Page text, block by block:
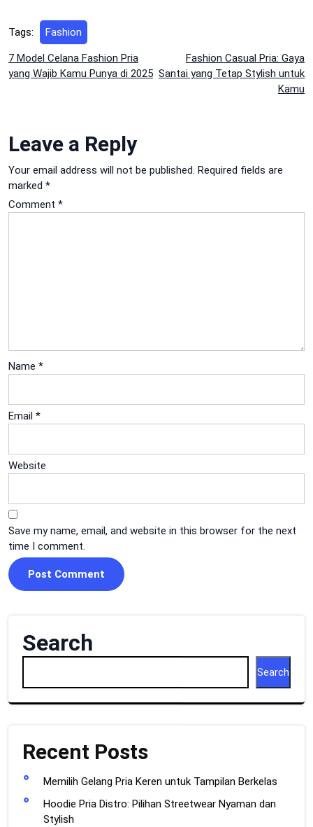
Tags: Fashion
Post
navigation
7 Model Celana Fashion Pria
yang Wajib Kamu Punya di 2025
Fashion Casual Pria: Gaya
Santai yang Tetap Stylish untuk
Kamu
Leave a Reply
Your email address will not be published. Required fields are
marked *
Comment *
Name *
Email *
Website
Save my name, email, and website in this browser for the next
time I comment.
Search
Search
Recent Posts
Memilih Gelang Pria Keren untuk Tampilan Berkelas
Hoodie Pria Distro: Pilihan Streetwear Nyaman dan
Stylish